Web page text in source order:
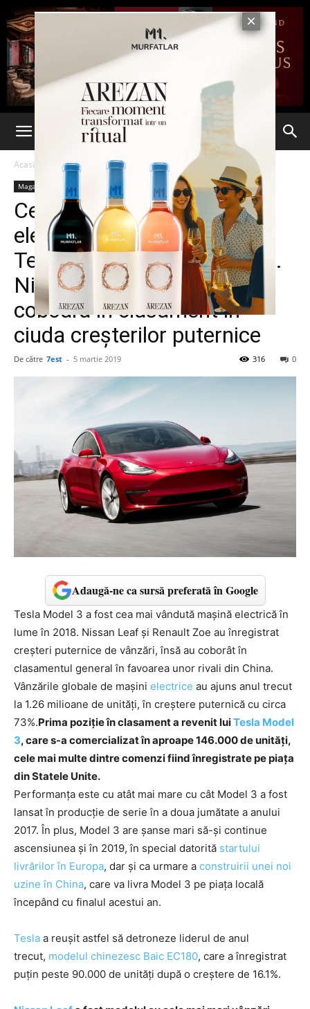
Acasă Magazin Auto
Magazin Auto Ultima oră
Cele mai vândute mașini
electrice în lume în 2018:
Tesla Model 3, lider detașat.
Nissan Leaf și Renault Zoe
coboară în clasament în
ciuda creșterilor puternice
De către 7est - 5 martie 2019 0
316
Adaugă-ne ca sursă preferată în Google
Tesla Model 3 a fost cea mai vândută mașină electrică în
lume în 2018. Nissan Leaf și Renault Zoe au înregistrat
creșteri puternice de vânzări, însă au coborât în
clasamentul general în favoarea unor rivali din China.
Vânzările globale de mașini electrice au ajuns anul trecut
la 1.26 milioane de unități, în creștere puternică cu circa
73%.Prima poziție în clasament a revenit luiTesla Model
3, care s-a comercializat în aproape 146.000 de unități,
cele mai multe dintre comenzi fiind înregistrate pe piața
din Statele Unite.
Performanța este cu atât mai mare cu cât Model 3 a fost
lansat în producție de serie în a doua jumătate a anului
2017. În plus, Model 3 are șanse mari să-și continue
ascensiunea și în 2019, în special datorită startului
livrărilor în Europa, dar și ca urmare a construirii unei noi
uzine în China, care va livra Model 3 pe piața locală
începând cu finalul acestui an.
Tesla a reușit astfel să detroneze liderul de anul
trecut, modelul chinezesc Baic EC180, care a înregistrat
puțin peste 90.000 de unități după o creștere de 16.1%.